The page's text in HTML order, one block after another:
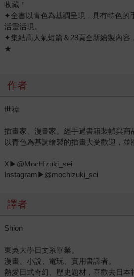
收藏！
✦全書以青色為基調呈現，具有特色的
活靈活現。
✦集結高人氣短篇＆28頁全新繪製內容
★
作者
世禕
插畫家、漫畫家。經手過書籍裝幀與商
以青色為基調繪製的插畫大受歡迎，並
X▶@MocHizuki_sei
Instagram▶@mochizuki_sei
譯者
Shion
東吳大學日文系畢業。
漫畫、小說、電玩、實用書譯者。
熱愛日式奇幻、歷史題材，喜歡去日本